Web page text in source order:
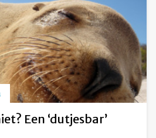
Een ‘dutjesbar’